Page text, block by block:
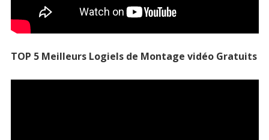
TOP 5 Meilleurs Logiels de Montage vidéo Gratuits